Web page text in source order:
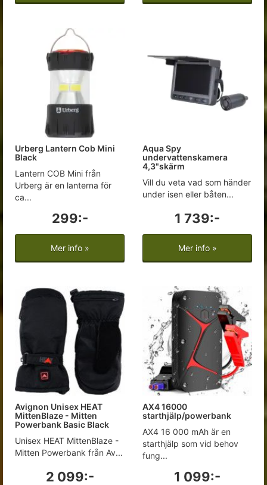
Urberg Lantern Cob Mini
Black
Lantern COB Mini från
Urberg är en lanterna för
ca...
299:-
Mer info »
Aqua Spy
undervattenskamera
4,3"skärm
Vill du veta vad som händer
under isen eller båten...
1 739:-
Mer info »
Avignon Unisex HEAT
MittenBlaze - Mitten
Powerbank Basic Black
Unisex HEAT MittenBlaze -
Mitten Powerbank från Av...
2 099:-
AX4 16000
starthjälp/powerbank
AX4 16 000 mAh är en
starthjälp som vid behov
fung...
1 099:-